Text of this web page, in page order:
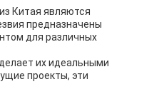
Китая являются
предназначены
для различных
их идеальными
проекты, эти